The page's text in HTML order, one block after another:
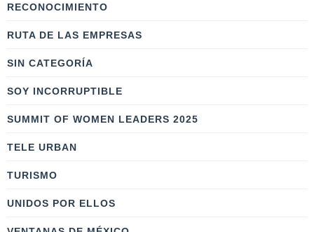
RECONOCIMIENTO
RUTA DE LAS EMPRESAS
SIN CATEGORÍA
SOY INCORRUPTIBLE
SUMMIT OF WOMEN LEADERS 2025
TELE URBAN
TURISMO
UNIDOS POR ELLOS